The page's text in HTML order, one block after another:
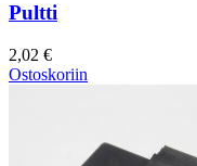
Pultti
2,02 €
Ostoskoriin